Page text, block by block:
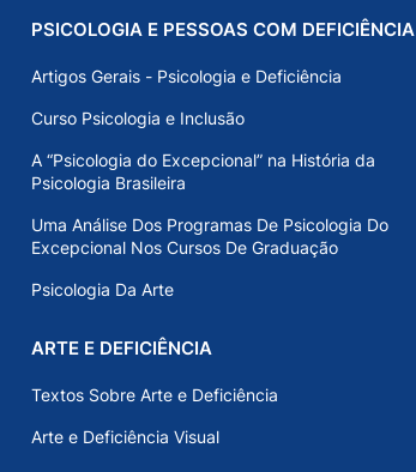
PSICOLOGIA E PESSOAS COM DEFICIÊNCIA
Artigos Gerais - Psicologia e Deficiência
Curso Psicologia e Inclusão
A “Psicologia do Excepcional” na História da
Psicologia Brasileira
Uma Análise Dos Programas De Psicologia Do
Excepcional Nos Cursos De Graduação
Psicologia Da Arte
ARTE E DEFICIÊNCIA
Textos Sobre Arte e Deficiência
Arte e Deficiência Visual